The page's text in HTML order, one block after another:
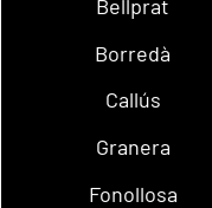
Bellprat
Borredà
Callús
Granera
Fonollosa